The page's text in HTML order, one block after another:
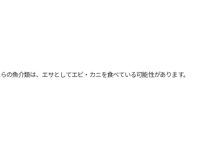
魚介類は、エサとしてエビ・カニを食べている可能性があります。